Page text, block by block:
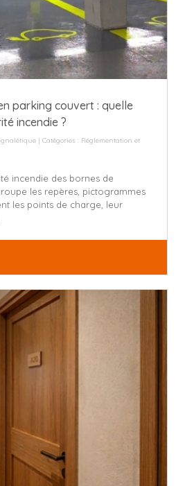
parking couvert : quelle
incendie ?
| Catégories : Réglementation et
incendie des bornes de
les repères, pictogrammes
les points de charge, leur